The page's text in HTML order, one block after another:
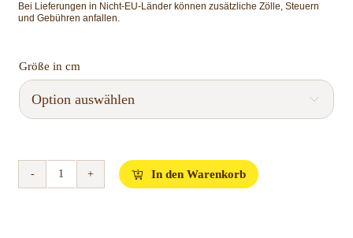
Bei Lieferungen in Nicht-EU-Länder können zusätzliche Zölle, Steuern
und Gebühren anfallen.
Größe in cm

In den Warenkorb